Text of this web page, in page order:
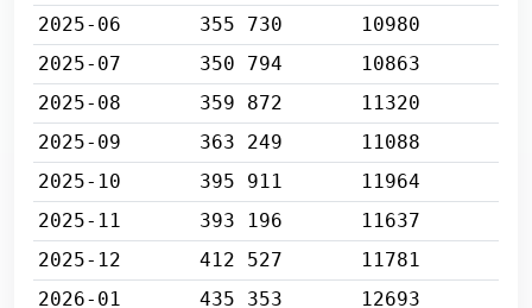
2025-06
355 730
10980
2025-07
350 794
10863
2025-08
359 872
11320
2025-09
363 249
11088
2025-10
395 911
11964
2025-11
393 196
11637
2025-12
412 527
11781
2026-01
435 353
12693